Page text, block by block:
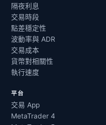
隔夜利息
交易時段
點差穩定性
波動率與 ADR
交易成本
貨幣對相關性
執行速度
平台
交易 App
MetaTrader 4